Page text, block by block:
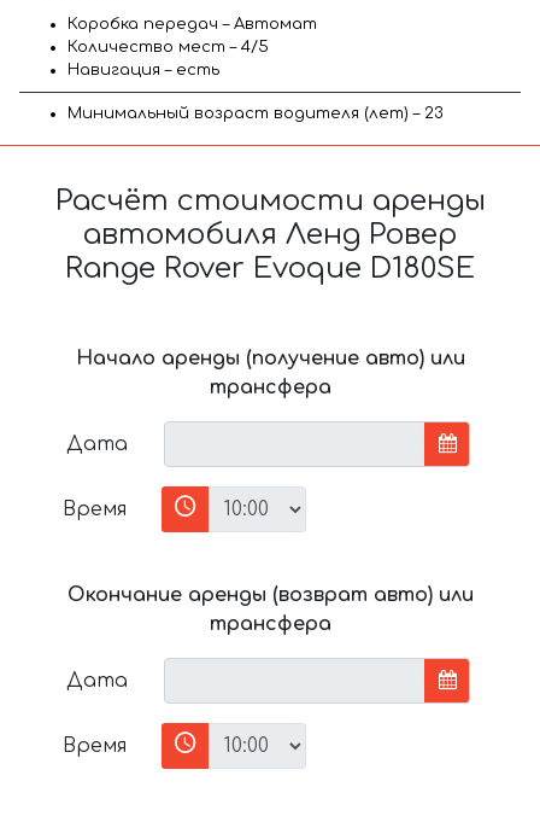
Коробка передач – Автомат
Количество мест – 4/5
Навигация – есть
Минимальный возраст водителя (лет) – 23
Расчёт стоимости аренды
автомобиля Ленд Ровер
Range Rover Evoque D180SE
Начало аренды (получение авто) или
трансфера
Дата
Время
Окончание аренды (возврат авто) или
трансфера
Дата
Время